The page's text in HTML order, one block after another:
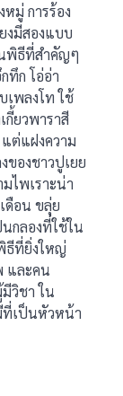
มู่ การร้อง
งมีสองแบบ
นพิธีที่สำคัญๆ
ทึก โอ่อ่า
เพลงโท ใช้
กี้ยวพาราสี
ต่แฝงความ
ของชาวปูเยย
ไพเราะน่า
ดือน ขลุ่ย
นกลองที่ใช้ใน
ธีที่ยิ่งใหญ่
และคน
วิชา ใน
ที่เป็นหัวหน้า